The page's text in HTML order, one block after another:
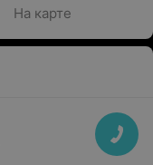
На карте